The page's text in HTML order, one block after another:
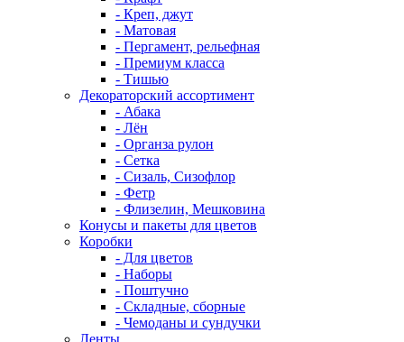
- Креп, джут
- Матовая
- Пергамент, рельефная
- Премиум класса
- Тишью
Декораторский ассортимент
- Абака
- Лён
- Органза рулон
- Сетка
- Сизаль, Сизофлор
- Фетр
- Флизелин, Мешковина
Конусы и пакеты для цветов
Коробки
- Для цветов
- Наборы
- Поштучно
- Складные, сборные
- Чемоданы и сундучки
Ленты